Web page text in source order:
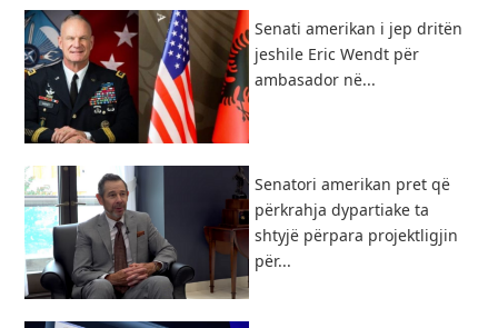
Senati amerikan i jep dritën
jeshile Eric Wendt për
ambasador në...
Senatori amerikan pret që
përkrahja dypartiake ta
shtyjë përpara projektligjin
për...